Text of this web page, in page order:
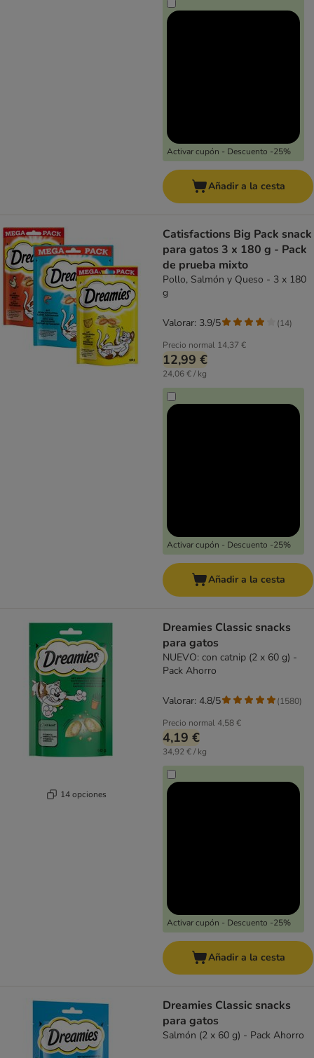
Activar cupón - Descuento -25%
Añadir a la cesta
Catisfactions Big Pack snack
para gatos 3 x 180 g - Pack
de prueba mixto
Pollo, Salmón y Queso - 3 x 180
g
Precio normal 14,37 €
12,99 €
24,06 € / kg
Activar cupón - Descuento -25%
Valorar: 3.9/5 (14)
Añadir a la cesta
14 opciones
Dreamies Classic snacks
para gatos
NUEVO: con catnip (2 x 60 g) -
Pack Ahorro
Precio normal4,58 €
4,19 €
34,92 € / kg
Activar cupón - Descuento -25%
Valorar: 4.8/5 (1580)
Añadir a la cesta
Dreamies Classic snacks
para gatos
Salmón (2 x 60 g) - Pack Ahorro